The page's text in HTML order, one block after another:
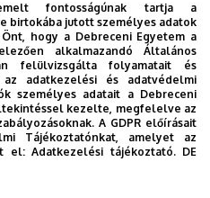
Központ
és VIR Központ
a DE
fontosságúnak tartja a
birtokába jutott személyes adatok
hogy a Debreceni Egyetem a
alkalmazandó Általános
felülvizsgálta folyamatait és
adatkezelési és adatvédelmi
személyes adatait a Debreceni
kezelte, megfelelve az
A GDPR előírásait
Tájékoztatónkat, amelyet az
el:Adatkezelési tájékoztató. DE